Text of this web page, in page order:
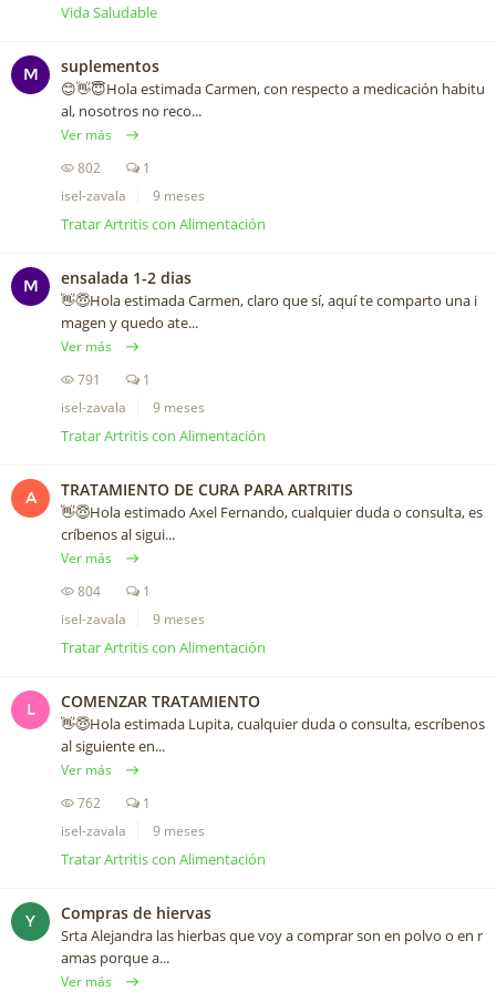
Vida Saludable
M suplementos
😊👋😇Hola estimada Carmen, con respecto a medicación habitu
al, nosotros no reco...
Ver más
802
1
isel-zavala
9 meses
Tratar Artritis con Alimentación
M ensalada 1-2 dias
👋😇Hola estimada Carmen, claro que sí, aquí te comparto una i
magen y quedo ate...
Ver más
791
1
isel-zavala
9 meses
Tratar Artritis con Alimentación
A TRATAMIENTO DE CURA PARA ARTRITIS
👋😇Hola estimado Axel Fernando, cualquier duda o consulta, es
críbenos al sigui...
Ver más
804
1
isel-zavala
9 meses
Tratar Artritis con Alimentación
L COMENZAR TRATAMIENTO
👋😇Hola estimada Lupita, cualquier duda o consulta, escríbenos
al siguiente en...
Ver más
762
1
isel-zavala
9 meses
Tratar Artritis con Alimentación
Y Compras de hiervas
Srta Alejandra las hierbas que voy a comprar son en polvo o en r
amas porque a...
Ver más